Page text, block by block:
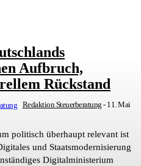
Aufbruch,
Rückstand
Redaktion Steuerberatung - 11. Mai
politisch überhaupt relevant ist
und Staatsmodernisierung
Digitalministerium